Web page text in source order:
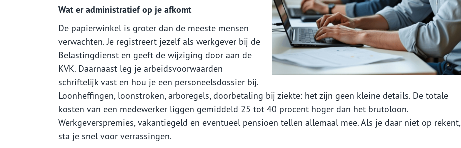
Wat er administratief op je afkomt
De papierwinkel is groter dan de meeste mensen
verwachten. Je registreert jezelf als werkgever bij de
Belastingdienst en geeft de wijziging door aan de
KVK. Daarnaast leg je arbeidsvoorwaarden
schriftelijk vast en hou je een personeelsdossier bij.
Loonheffingen, loonstroken, arboregels, doorbetaling bij ziekte: het zijn geen kleine details. De totale
kosten van een medewerker liggen gemiddeld 25 tot 40 procent hoger dan het brutoloon.
Werkgeverspremies, vakantiegeld en eventueel pensioen tellen allemaal mee. Als je daar niet op rekent,
sta je snel voor verrassingen.